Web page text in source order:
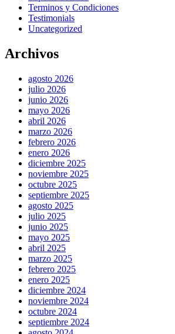
Terminos y Condiciones
Testimonials
Uncategorized
Archivos
agosto 2026
julio 2026
junio 2026
mayo 2026
abril 2026
marzo 2026
febrero 2026
enero 2026
diciembre 2025
noviembre 2025
octubre 2025
septiembre 2025
agosto 2025
julio 2025
junio 2025
mayo 2025
abril 2025
marzo 2025
febrero 2025
enero 2025
diciembre 2024
noviembre 2024
octubre 2024
septiembre 2024